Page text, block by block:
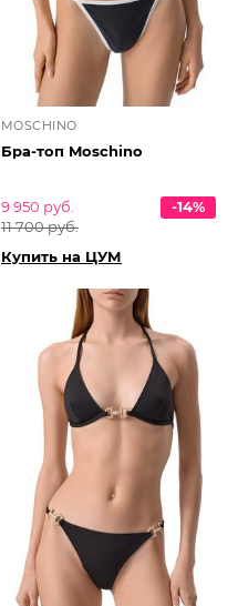
MOSCHINO
Бра-топ Moschino
9 950 руб.
11 700 руб.
-14%
Купить на ЦУМ